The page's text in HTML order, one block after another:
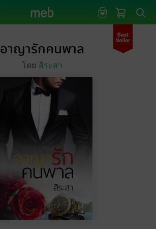
อาญารักคนพาล
โดย สิระสา